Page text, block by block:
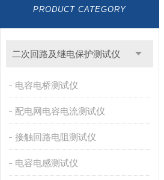
PRODUCT CATEGORY
二次回路及继电保护测试仪
电容电桥测试仪
配电网电容电流测试仪
接触回路电阻测试仪
电容电感测试仪